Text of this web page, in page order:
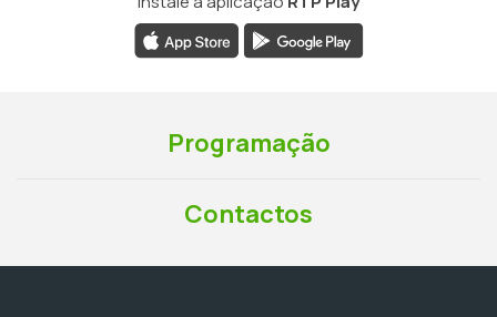
Programação
Contactos